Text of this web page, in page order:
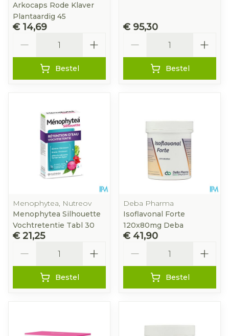
Arkocaps Rode Klaver
Plantaardig 45
€ 14,69
Bestel
€ 95,30
Bestel
Menophytea, Nutreov
Menophytea Silhouette
Vochtretentie Tabl 30
€ 21,25
Bestel
Deba Pharma
Isoflavonal Forte
120x80mg Deba
€ 41,90
Bestel